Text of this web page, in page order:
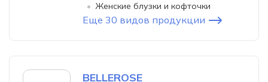
Женские блузки и кофточки
Еще 30 видов продукции
BELLEROSE